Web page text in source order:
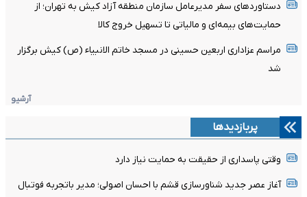
دستاوردهای سفر مدیرعامل سازمان منطقه آزاد کیش به تهران؛ از
حمایت‌های بیمه‌ای و مالیاتی تا تسهیل خروج کالا
مراسم عزاداری اربعین حسینی در مسجد خاتم ‌الانبیاء (ص) کیش برگزار
شد
آرشیو
پربازدیدها
وقتی پاسداری از حقیقت به حمایت نیاز دارد
آغاز عصر جدید شناورسازی قشم با احسان اصولی؛ مدیر باتجربه فوتبال